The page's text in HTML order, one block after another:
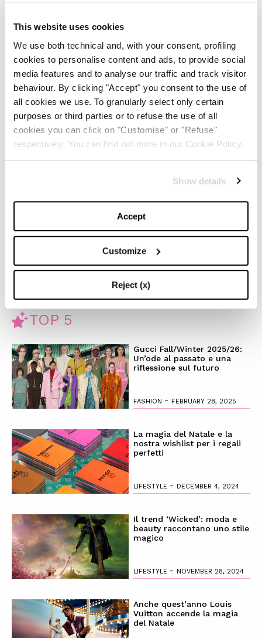
This website uses cookies
We use both technical and, with your consent, profiling
cookies to personalise content and ads, to provide social
media features and to analyse our traffic and track visitor
behaviour. By clicking "Accept" you consent to the use of
all cookies we use. To granularly select only certain
purposes or third parties or to refuse the use of all
cookies you can click on "Customise" or "Refuse"
respectively. You can find out more in our Cookie Policy.
Show details
Accept
Customize
Reject (x)
mantenere l’immagine vivace e dinamica che ha
caratterizzato Gucci negli ultimi decenni.
Inoltre, la collezione presentata durante la Milano
Fashion Week di febbraio 2025, che avrebbe dovuto
essere la sua ultima sotto la sua direzione, sarà
La decisione di De Sarno di lasciare Gucci segna la fine
di un capitolo e apre la strada a una nuova leadership
creativa per la maison. Il gruppo Kering, proprietario di
Gucci, ha annunciato che il successore di De Sarno
sarà reso noto “a tempo debito”.
TOP 5
Gucci Fall/Winter 2025/26:
Un’ode al passato e una
riflessione sul futuro
FASHION - FEBRUARY 28, 2025
La magia del Natale e la
nostra wishlist per i regali
perfetti
LIFESTYLE - DECEMBER 4, 2024
Il trend ‘Wicked’: moda e
beauty raccontano uno stile
magico
LIFESTYLE - NOVEMBER 28, 2024
Anche quest’anno Louis
Vuitton accende la magia
del Natale